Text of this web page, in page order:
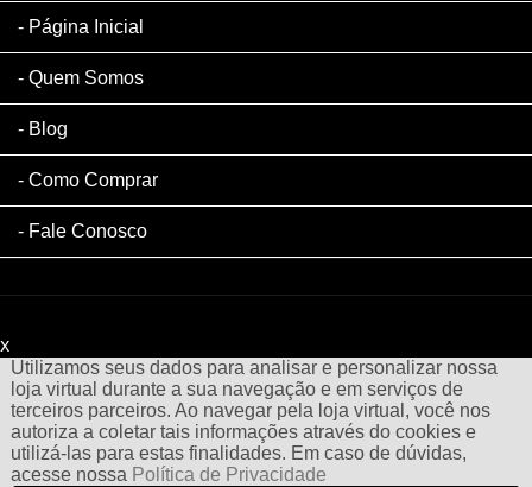
Página Inicial
Quem Somos
Blog
Como Comprar
Fale Conosco
x
Utilizamos seus dados para analisar e personalizar nossa
loja virtual durante a sua navegação e em serviços de
terceiros parceiros. Ao navegar pela loja virtual, você nos
autoriza a coletar tais informações através do cookies e
utilizá-las para estas finalidades. Em caso de dúvidas,
acesse nossa Política de Privacidade